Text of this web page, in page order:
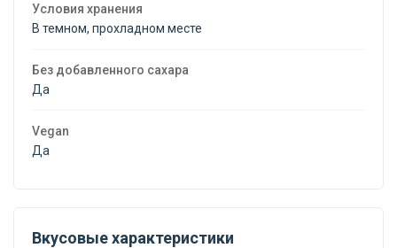
Условия хранения
В темном, прохладном месте
Без добавленного сахара
Да
Vegan
Да
Вкусовые характеристики